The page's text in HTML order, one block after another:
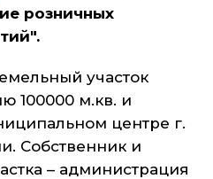
розничных
участок
100000 м.кв. и
центре г.
Собственник и
– администрация